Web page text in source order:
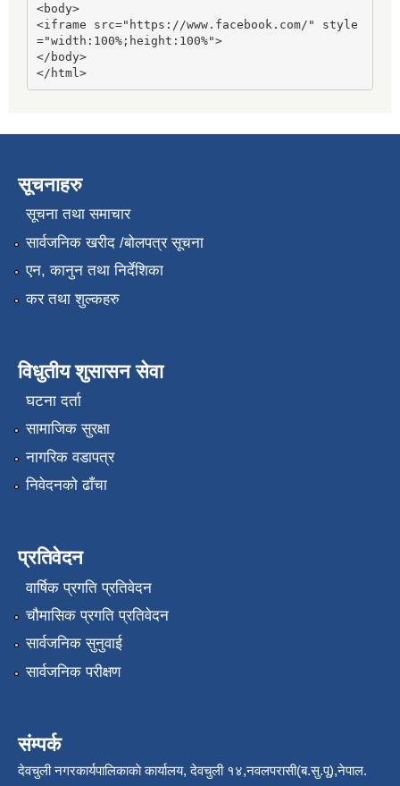
<body>
<iframe src="https://www.facebook.com/" style
="width:100%;height:100%">
</body>
</html>
सूचनाहरु
सूचना तथा समाचार
सार्वजनिक खरीद /बोलपत्र सूचना
एन, कानुन तथा निर्देशिका
कर तथा शुल्कहरु
विधुतीय शुसासन सेवा
घटना दर्ता
सामाजिक सुरक्षा
नागरिक वडापत्र
निवेदनको ढाँचा
प्रतिवेदन
वार्षिक प्रगति प्रतिवेदन
चौमासिक प्रगति प्रतिवेदन
सार्वजनिक सुनुवाई
सार्वजनिक परीक्षण
संम्पर्क
देवचुली नगरकार्यपालिकाकाे कार्यालय, देवचुली १४,नवलपरासी(ब.सु.पू),नेपाल.